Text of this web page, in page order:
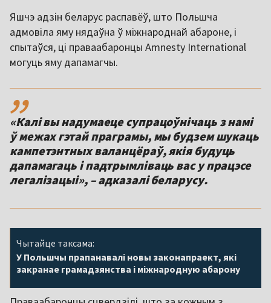
Яшчэ адзін беларус распавёў, што Польшча
адмовіла яму нядаўна ў міжнароднай абароне, і
спытаўся, ці праваабаронцы Amnesty International
могуць яму дапамагчы.
,,
«Калі вы надумаеце супрацоўнічаць з намі
ў межах гэтай праграмы, мы будзем шукаць
кампетэнтных валанцёраў, якія будуць
дапамагаць і падтрымліваць вас у працэсе
легалізацыі», – адказалі беларусу.
Чытайце таксама:
У Польшчы прапанавалі новы законапраект, які
закранае грамадзянства і міжнародную абарону